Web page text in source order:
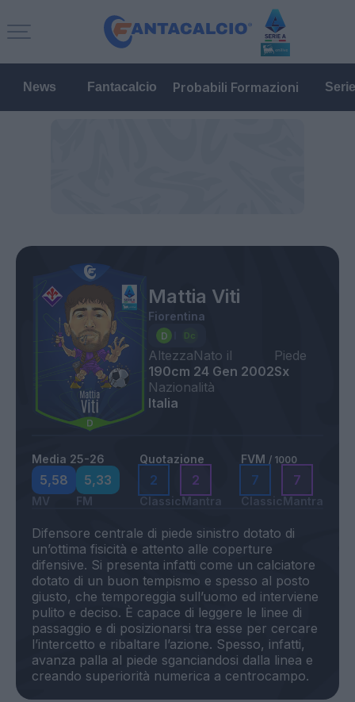
News Fantacalcio Probabili Formazioni
Mattia Viti
Fiorentina
Altezza
190cm
Nato il
24 Gen 2002
Piede
Sx
Nazionalità
Italia
Media 25-26
5,58
MV
5,33
FM
Quotazione
2
Classic
2
Mantra
FVM / 1000
7
Classic
7
Mantra
Difensore centrale di piede sinistro dotato di
un’ottima fisicità e attento alle coperture
difensive. Si presenta infatti come un calciatore
dotato di un buon tempismo e spesso al posto
giusto, che temporeggia sull’uomo ed interviene
pulito e deciso. È capace di leggere le linee di
passaggio e di posizionarsi tra esse per cercare
l’intercetto e ribaltare l’azione. Spesso, infatti,
avanza palla al piede sganciandosi dalla linea e